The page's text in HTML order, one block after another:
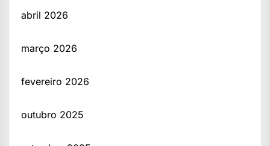
abril 2026
março 2026
fevereiro 2026
outubro 2025